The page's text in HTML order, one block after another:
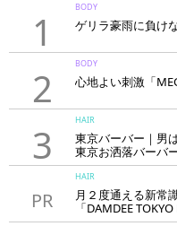
1
BODY
ゲリラ豪雨に負け
2
BODY
心地よい刺激「
3
HAIR
東京バーバー｜男
東京お洒落バーバ
PR
HAIR
月２度通える新常
「DAMDEE